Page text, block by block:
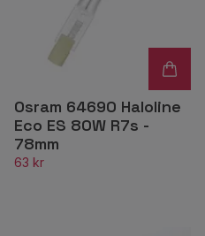
Osram 64690 Haloline
Eco ES 80W R7s -
78mm
63 kr